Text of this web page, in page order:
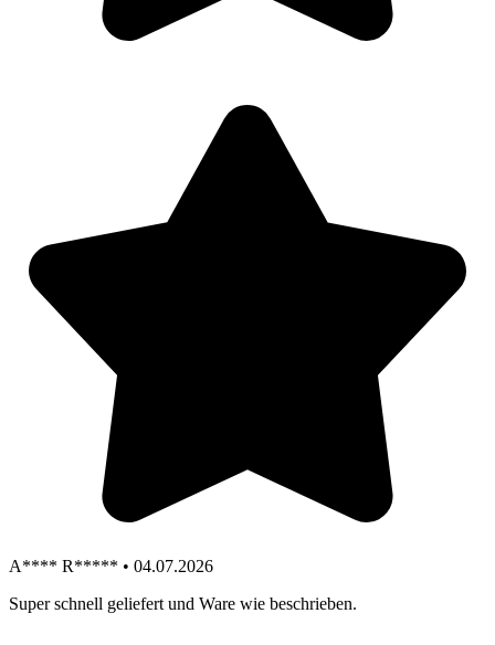
A**** R***** • 04.07.2026
Super schnell geliefert und Ware wie beschrieben.